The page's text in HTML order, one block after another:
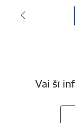
Vai šī